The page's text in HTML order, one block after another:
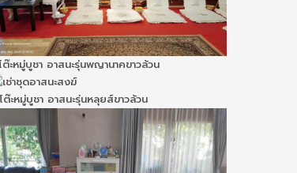
ต๊ะหมู่บูชา อาสนะรุ่นพญานาคขาวล้วน
ต๊ะหมู่บูชา อาสนะรุ่นหลุยส์ขาวล้วน